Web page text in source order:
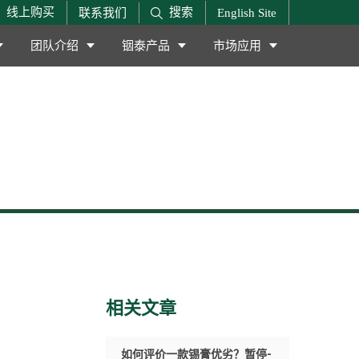
线上购买 联系我们 搜索 English Site
团队介绍 铟泰产品 市场应用
相关文章
如何评价一款锡膏优劣？暂停-